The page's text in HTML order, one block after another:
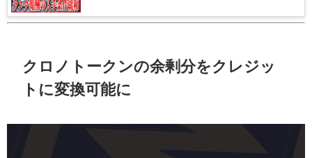
クロノトークンの余剰分をクレジッ
トに変換可能に